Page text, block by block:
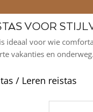
VOOR
ideaal voor wie
vakanties en
/ Leren reistas